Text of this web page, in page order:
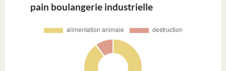
pain boulangerie industrielle